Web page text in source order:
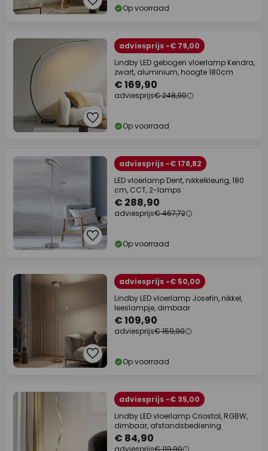
Op voorraad
adviesprijs -€ 79,00
Lindby LED gebogen vloerlamp Kendra,
zwart, aluminium, hoogte 180cm
€ 169,90
adviesprijs€ 248,90
Op voorraad
adviesprijs -€ 178,82
LED vloerlamp Dent, nikkelkleurig, 180
cm, CCT, 2-lamps
€ 288,90
adviesprijs€ 467,72
Op voorraad
adviesprijs -€ 50,00
Lindby LED vloerlamp Josefin, nikkel,
leeslampje, dimbaar
€ 109,90
adviesprijs€ 159,90
Op voorraad
adviesprijs -€ 35,00
Lindby LED vloerlamp Criostal, RGBW,
dimbaar, afstandsbediening
€ 84,90
adviesprijs€ 119,90